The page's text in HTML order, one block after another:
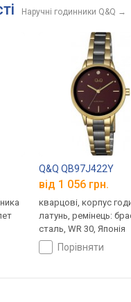
Наручні годинники Q&Q →
Q&Q QB97J422Y
від 1 056 грн.
кварцові, корпус
латунь, ремінець:
сталь, WR 30, Японія
порівняти